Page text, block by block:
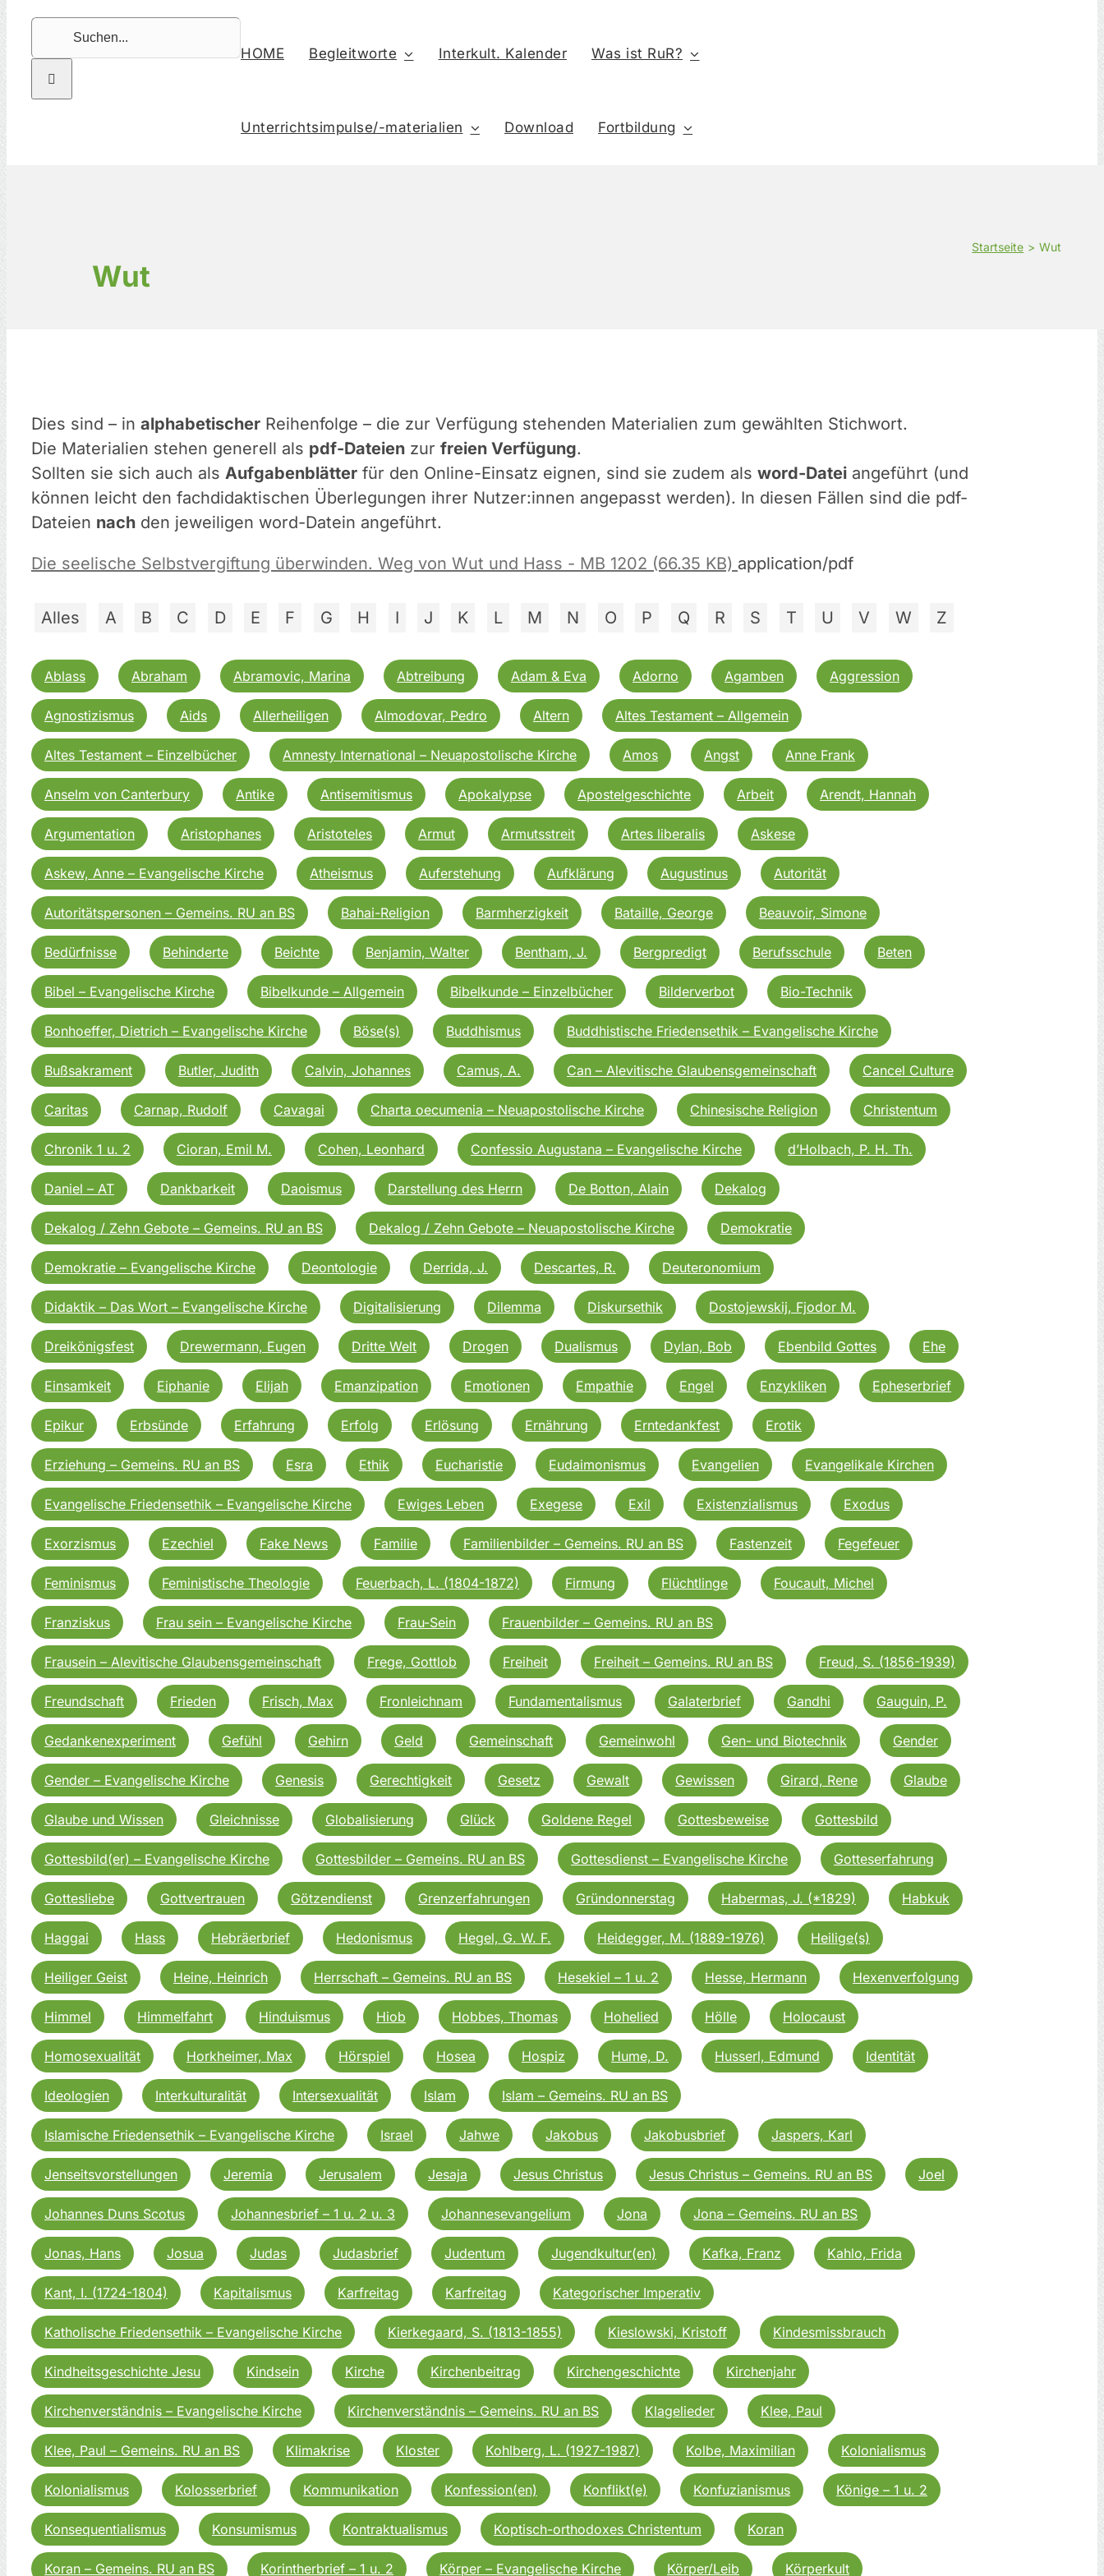
Suche
nach:
HOME Begleitworte Interkult. Kalender Was ist RuR?
Unterrichtsimpulse/-materialien Download Fortbildung
Wut
Startseite Wut
Dies sind – in alphabetischer Reihenfolge – die zur Verfügung stehenden Materialien zum gewählten Stichwort.
Die Materialien stehen generell als pdf-Dateien zur freien Verfügung.
Sollten sie sich auch als Aufgabenblätter für den Online-Einsatz eignen, sind sie zudem als word-Datei angeführt (und
können leicht den fachdidaktischen Überlegungen ihrer Nutzer:innen angepasst werden). In diesen Fällen sind die pdf-
Dateien nach den jeweiligen word-Datein angeführt.
Die seelische Selbstvergiftung überwinden. Weg von Wut und Hass - MB 1202 (66.35 KB) application/pdf
Alles A B C D E F G H I J K L M N O P Q R S T U V W Z
Ablass Abraham Abramovic, Marina Abtreibung Adam & Eva Adorno Agamben Aggression
Agnostizismus Aids Allerheiligen Almodovar, Pedro Altern Altes Testament – Allgemein
Altes Testament – Einzelbücher Amnesty International – Neuapostolische Kirche Amos Angst Anne Frank
Anselm von Canterbury Antike Antisemitismus Apokalypse Apostelgeschichte Arbeit Arendt, Hannah
Argumentation Aristophanes Aristoteles Armut Armutsstreit Artes liberalis Askese
Askew, Anne – Evangelische Kirche Atheismus Auferstehung Aufklärung Augustinus Autorität
Autoritätspersonen – Gemeins. RU an BS Bahai-Religion Barmherzigkeit Bataille, George Beauvoir, Simone
Bedürfnisse Behinderte Beichte Benjamin, Walter Bentham, J. Bergpredigt Berufsschule Beten
Bibel – Evangelische Kirche Bibelkunde – Allgemein Bibelkunde – Einzelbücher Bilderverbot Bio-Technik
Bonhoeffer, Dietrich – Evangelische Kirche Böse(s) Buddhismus Buddhistische Friedensethik – Evangelische Kirche
Bußsakrament Butler, Judith Calvin, Johannes Camus, A. Can – Alevitische Glaubensgemeinschaft Cancel Culture
Caritas Carnap, Rudolf Cavagai Charta oecumenia – Neuapostolische Kirche Chinesische Religion Christentum
Chronik 1 u. 2 Cioran, Emil M. Cohen, Leonhard Confessio Augustana – Evangelische Kirche d’Holbach, P. H. Th.
Daniel – AT Dankbarkeit Daoismus Darstellung des Herrn De Botton, Alain Dekalog
Dekalog / Zehn Gebote – Gemeins. RU an BS Dekalog / Zehn Gebote – Neuapostolische Kirche Demokratie
Demokratie – Evangelische Kirche Deontologie Derrida, J. Descartes, R. Deuteronomium
Didaktik – Das Wort – Evangelische Kirche Digitalisierung Dilemma Diskursethik Dostojewskij, Fjodor M.
Dreikönigsfest Drewermann, Eugen Dritte Welt Drogen Dualismus Dylan, Bob Ebenbild Gottes Ehe
Einsamkeit Eiphanie Elijah Emanzipation Emotionen Empathie Engel Enzykliken Epheserbrief
Epikur Erbsünde Erfahrung Erfolg Erlösung Ernährung Erntedankfest Erotik
Erziehung – Gemeins. RU an BS Esra Ethik Eucharistie Eudaimonismus Evangelien Evangelikale Kirchen
Evangelische Friedensethik – Evangelische Kirche Ewiges Leben Exegese Exil Existenzialismus Exodus
Exorzismus Ezechiel Fake News Familie Familienbilder – Gemeins. RU an BS Fastenzeit Fegefeuer
Feminismus Feministische Theologie Feuerbach, L. (1804-1872) Firmung Flüchtlinge Foucault, Michel
Franziskus Frau sein – Evangelische Kirche Frau-Sein Frauenbilder – Gemeins. RU an BS
Frausein – Alevitische Glaubensgemeinschaft Frege, Gottlob Freiheit Freiheit – Gemeins. RU an BS Freud, S. (1856-1939)
Freundschaft Frieden Frisch, Max Fronleichnam Fundamentalismus Galaterbrief Gandhi Gauguin, P.
Gedankenexperiment Gefühl Gehirn Geld Gemeinschaft Gemeinwohl Gen- und Biotechnik Gender
Gender – Evangelische Kirche Genesis Gerechtigkeit Gesetz Gewalt Gewissen Girard, Rene Glaube
Glaube und Wissen Gleichnisse Globalisierung Glück Goldene Regel Gottesbeweise Gottesbild
Gottesbild(er) – Evangelische Kirche Gottesbilder – Gemeins. RU an BS Gottesdienst – Evangelische Kirche Gotteserfahrung
Gottesliebe Gottvertrauen Götzendienst Grenzerfahrungen Gründonnerstag Habermas, J. (*1829) Habkuk
Haggai Hass Hebräerbrief Hedonismus Hegel, G. W. F. Heidegger, M. (1889-1976) Heilige(s)
Heiliger Geist Heine, Heinrich Herrschaft – Gemeins. RU an BS Hesekiel – 1 u. 2 Hesse, Hermann Hexenverfolgung
Himmel Himmelfahrt Hinduismus Hiob Hobbes, Thomas Hohelied Hölle Holocaust
Homosexualität Horkheimer, Max Hörspiel Hosea Hospiz Hume, D. Husserl, Edmund Identität
Ideologien Interkulturalität Intersexualität Islam Islam – Gemeins. RU an BS
Islamische Friedensethik – Evangelische Kirche Israel Jahwe Jakobus Jakobusbrief Jaspers, Karl
Jenseitsvorstellungen Jeremia Jerusalem Jesaja Jesus Christus Jesus Christus – Gemeins. RU an BS Joel
Johannes Duns Scotus Johannesbrief – 1 u. 2 u. 3 Johannesevangelium Jona Jona – Gemeins. RU an BS
Jonas, Hans Josua Judas Judasbrief Judentum Jugendkultur(en) Kafka, Franz Kahlo, Frida
Kant, I. (1724-1804) Kapitalismus Karfreitag Karfreitag Kategorischer Imperativ
Katholische Friedensethik – Evangelische Kirche Kierkegaard, S. (1813-1855) Kieslowski, Kristoff Kindesmissbrauch
Kindheitsgeschichte Jesu Kindsein Kirche Kirchenbeitrag Kirchengeschichte Kirchenjahr
Kirchenverständnis – Evangelische Kirche Kirchenverständnis – Gemeins. RU an BS Klagelieder Klee, Paul
Klee, Paul – Gemeins. RU an BS Klimakrise Kloster Kohlberg, L. (1927-1987) Kolbe, Maximilian Kolonialismus
Kolonialismus Kolosserbrief Kommunikation Konfession(en) Konflikt(e) Konfuzianismus Könige – 1 u. 2
Konsequentialismus Konsumismus Kontraktualismus Koptisch-orthodoxes Christentum Koran
Koran – Gemeins. RU an BS Korintherbrief – 1 u. 2 Körper – Evangelische Kirche Körper/Leib Körperkult